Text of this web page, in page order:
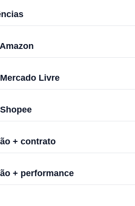
Livre
+ contrato
+ performance